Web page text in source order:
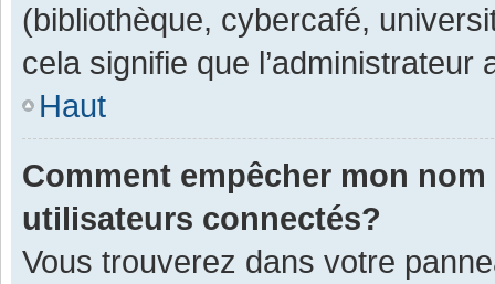
(bibliothèque, cybercafé,
cela signifie que
Haut
Comment empêcher mon
utilisateurs connectés?
Vous trouverez dans votre